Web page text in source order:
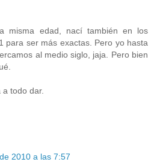
misma edad, nací también en los
para ser más exactas. Pero yo hasta
al medio siglo, jaja. Pero bien
todo dar.
2010 a las 7:57